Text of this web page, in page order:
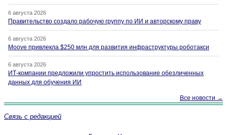
6 августа 2026
Правительство создало рабочую группу по ИИ и авторскому праву
6 августа 2026
Moove привлекла $250 млн для развития инфраструктуры роботакси
6 августа 2026
ИТ-компании предложили упростить использование обезличенных
данных для обучения ИИ
Все новости →
Связь с редакцией